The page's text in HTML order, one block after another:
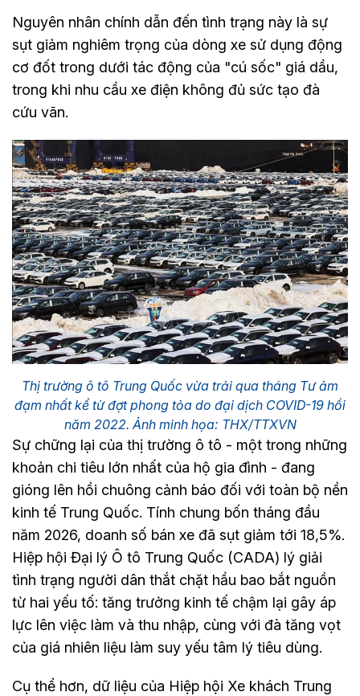
Nguyên nhân chính dẫn đến tình trạng này là sự
sụt giảm nghiêm trọng của dòng xe sử dụng động
cơ đốt trong dưới tác động của "cú sốc" giá dầu,
trong khi nhu cầu xe điện không đủ sức tạo đà
cứu vãn.
Thị trường ô tô Trung Quốc vừa trải qua tháng Tư ảm
đạm nhất kể từ đợt phong tỏa do đại dịch COVID-19 hồi
năm 2022. Ảnh minh họa: THX/TTXVN
Sự chững lại của thị trường ô tô - một trong những
khoản chi tiêu lớn nhất của hộ gia đình - đang
gióng lên hồi chuông cảnh báo đối với toàn bộ nền
kinh tế Trung Quốc. Tính chung bốn tháng đầu
năm 2026, doanh số bán xe đã sụt giảm tới 18,5%.
Hiệp hội Đại lý Ô tô Trung Quốc (CADA) lý giải
tình trạng người dân thắt chặt hầu bao bắt nguồn
từ hai yếu tố: tăng trưởng kinh tế chậm lại gây áp
lực lên việc làm và thu nhập, cùng với đà tăng vọt
của giá nhiên liệu làm suy yếu tâm lý tiêu dùng.
Cụ thể hơn, dữ liệu của Hiệp hội Xe khách Trung